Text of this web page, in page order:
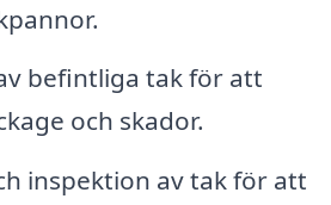
befintliga tak för att
och skador.
inspektion av tak för att